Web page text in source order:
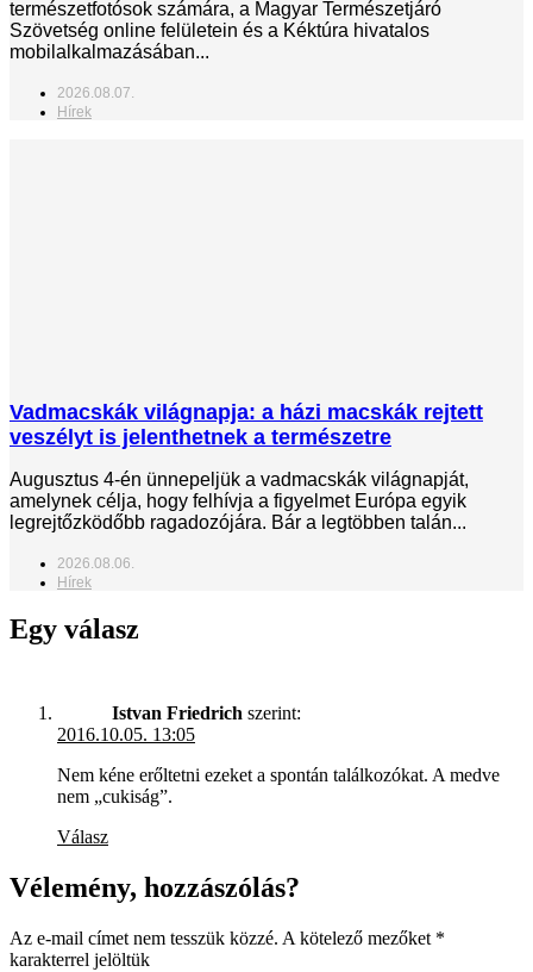
természetfotósok számára, a Magyar Természetjáró
Szövetség online felületein és a Kéktúra hivatalos
mobilalkalmazásában...
2026.08.07.
Hírek
Vadmacskák világnapja: a házi macskák rejtett
veszélyt is jelenthetnek a természetre
Augusztus 4-én ünnepeljük a vadmacskák világnapját,
amelynek célja, hogy felhívja a figyelmet Európa egyik
legrejtőzködőbb ragadozójára. Bár a legtöbben talán...
2026.08.06.
Hírek
Egy válasz
Istvan Friedrich szerint:
2016.10.05. 13:05
Nem kéne erőltetni ezeket a spontán találkozókat. A medve
nem „cukiság”.
Válasz
Vélemény, hozzászólás?
Az e-mail címet nem tesszük közzé. A kötelező mezőket *
karakterrel jelöltük